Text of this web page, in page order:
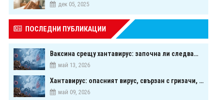
дек 05, 2025
ПОСЛЕДНИ ПУБЛИКАЦИИ
Ваксина срещу хантавирус: започна ли следващата голяма надпревара в медицината?
май 13, 2026
Хантавирус: опасният вирус, свързан с гризачи, който предизвика тревога в Европа
май 09, 2026